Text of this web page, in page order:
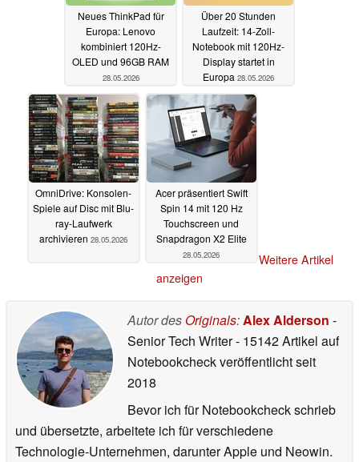
Neues ThinkPad für
Europa: Lenovo
kombiniert 120Hz-
OLED und 96GB RAM
28.05.2026
Über 20 Stunden
Laufzeit: 14-Zoll-
Notebook mit 120Hz-
Display startet in
Europa 28.05.2026
OmniDrive: Konsolen-
Spiele auf Disc mit Blu-
ray-Laufwerk
archivieren 28.05.2026
Acer präsentiert Swift
Spin 14 mit 120 Hz
Touchscreen und
Snapdragon X2 Elite
28.05.2026
Weitere Artikel
anzeigen
Autor des Originals:Alex Alderson -
Senior Tech Writer- 15142 Artikel auf
Notebookcheck veröffentlichtseit
2018
Bevor ich für Notebookcheck schrieb
und übersetzte, arbeitete ich für verschiedene
Technologie-Unternehmen, darunter Apple und Neowin.